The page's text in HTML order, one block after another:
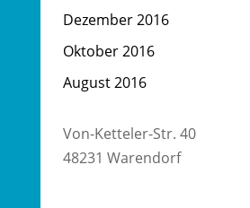
Dezember 2016
Oktober 2016
August 2016
Von-Ketteler-Str. 40
48231 Warendorf